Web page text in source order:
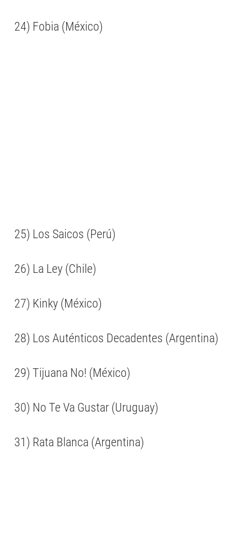
24) Fobia (México)
25) Los Saicos (Perú)
26) La Ley (Chile)
27) Kinky (México)
28) Los Auténticos Decadentes (Argentina)
29) Tijuana No! (México)
30) No Te Va Gustar (Uruguay)
31) Rata Blanca (Argentina)